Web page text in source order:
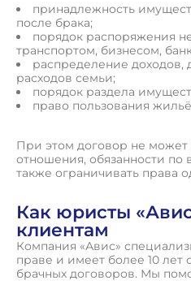
принадлежность
после брака;
порядок распоряжения
транспортом, бизнесом,
распределение доходов,
расходов семьи;
порядок раздела
право пользования
При этом договор не может
отношения, обязанности по
также ограничивать права
Как юристы
клиентам
Компания «Авис»
праве и имеет более 10
брачных договоров. Мы